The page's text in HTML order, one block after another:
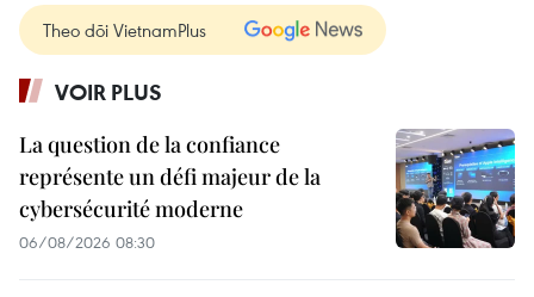
Theo dõi VietnamPlus
VOIR PLUS
La question de la confiance
représente un défi majeur de la
cybersécurité moderne
06/08/2026 08:30